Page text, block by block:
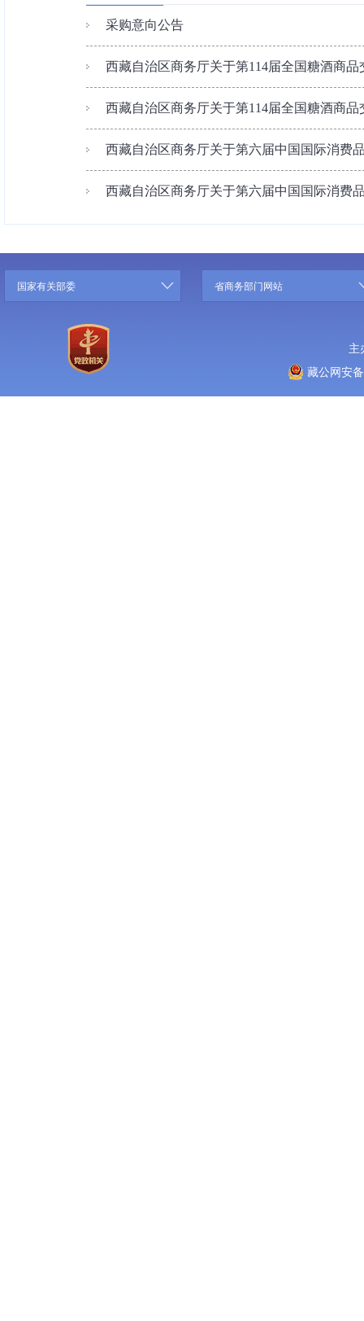
采购意向公告
西藏自治区商务厅关于第114届全国糖酒商
西藏自治区商务厅关于第114届全国糖酒商
西藏自治区商务厅关于第六届中国国际消费
西藏自治区商务厅关于第六届中国国际消费
国家有关部委 省商务部门网站
主
藏公网安备